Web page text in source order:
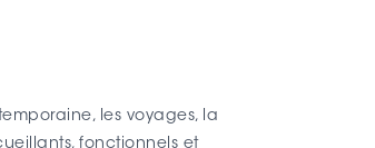
les voyages, la
fonctionnels et